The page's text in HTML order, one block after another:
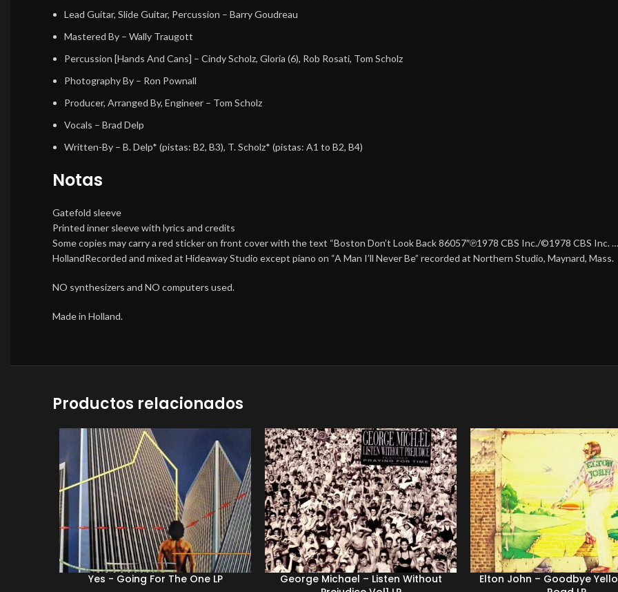
Lead Guitar, Slide Guitar, Percussion – Barry Goudreau
Mastered By – Wally Traugott
Percussion [Hands And Cans] – Cindy Scholz, Gloria (6), Rob Rosati, Tom Scholz
Photography By – Ron Pownall
Producer, Arranged By, Engineer – Tom Scholz
Vocals – Brad Delp
Written-By – B. Delp* (pistas: B2, B3), T. Scholz* (pistas: A1 to B2, B4)
Notas
Gatefold sleeve
Printed inner sleeve with lyrics and credits
Some copies may carry a red sticker on front cover with the text “Boston Don’t Look Back 86057″℗1978 CBS Inc./©1978 CBS
HollandRecorded and mixed at Hideaway Studio except piano on “A Man I’ll Never Be” recorded at Northern Studio, Maynard, Mass.
NO synthesizers and NO computers used.
Made in Holland.
Productos relacionados
Yes ‎- Going For The One LP
George Michael – Listen Without
Elton John ‎– Goodbye